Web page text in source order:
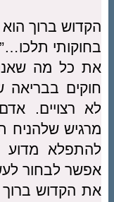
הקדוש ברוך הוא
בחוקותי
את כל מה
חוקים בבריאה
לא רצויים.
מרגיש שלהניח
להתפלא מדוע
אפשר לבחור
את הקדוש ברוך